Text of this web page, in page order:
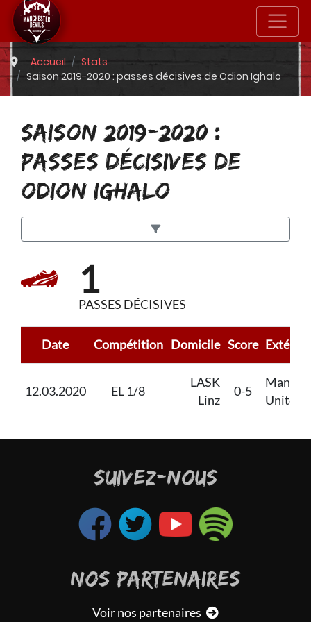
Accueil
Stats
Saison 2019-2020 : passes décisives de Odion Ighalo
SAISON 2019-2020 :
PASSES DÉCISIVES DE
ODION IGHALO
1
PASSES DÉCISIVES
Date Compétition Domicile Score
12.03.2020 EL 1/8
LASK
Linz
0-5
United
SUIVEZ-NOUS
NOS PARTENAIRES
Voir nos partenaires